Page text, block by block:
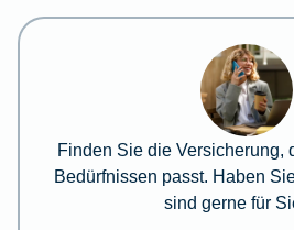
Finden Sie die Versicherung,
Bedürfnissen passt. Haben
sind gerne für